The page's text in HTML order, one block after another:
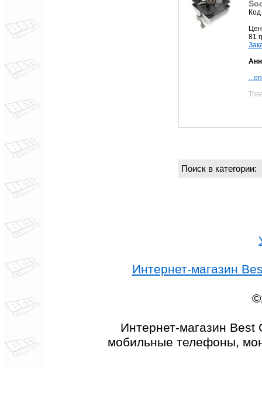
81
Поиск в
Интернет-магазин
Интернет-магазин Best
мобильные телефоны,